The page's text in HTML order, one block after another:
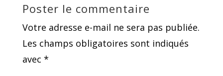
Poster le commentaire
Votre adresse e-mail ne sera pas publiée.
Les champs obligatoires sont indiqués
avec *